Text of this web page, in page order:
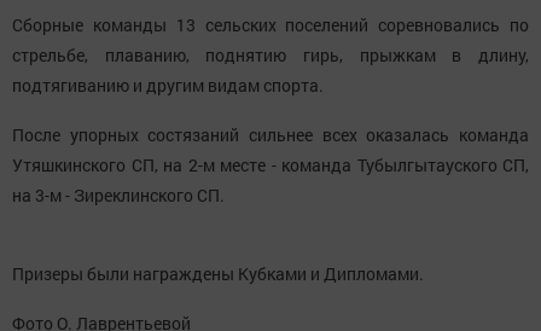
Сборные команды 13 сельских поселений соревновались по
стрельбе, плаванию, поднятию гирь, прыжкам в длину,
подтягиванию и другим видам спорта.
После упорных состязаний сильнее всех оказалась команда
Утяшкинского СП, на 2-м месте - команда Тубылгытауского СП,
на 3-м - Зиреклинского СП.
Призеры были награждены Кубками и Дипломами.
Фото О. Лаврентьевой